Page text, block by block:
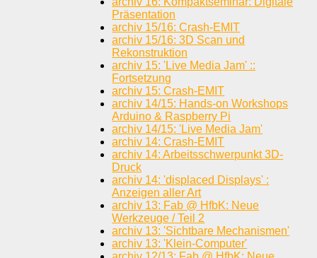
Präsentation
archiv 15/16: Crash-EMIT
archiv 15/16: 3D Scan und
Rekonstruktion
archiv 15: 'Live Media Jam' ::
Fortsetzung
archiv 15: Crash-EMIT
archiv 14/15: Hands-on Workshops
Arduino & Raspberry Pi
archiv 14/15: 'Live Media Jam'
archiv 14: Crash-EMIT
archiv 14: Arbeitsschwerpunkt 3D-
Druck
archiv 14: 'displaced Displays' :
Anzeigen aller Art
archiv 13: Fab @ HfbK: Neue
Werkzeuge / Teil 2
archiv 13: 'Sichtbare Mechanismen'
archiv 13: 'Klein-Computer'